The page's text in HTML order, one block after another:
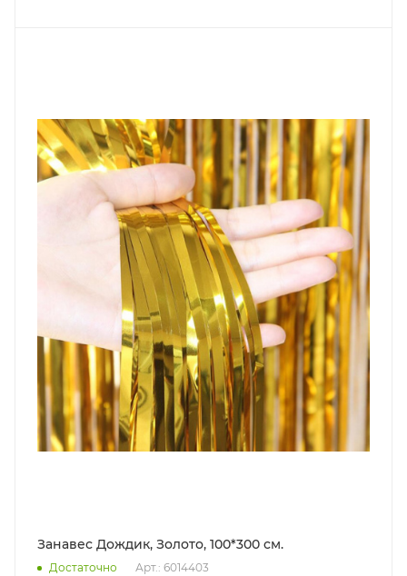
Занавес Дождик, Золото, 100*300 см.
Достаточно Арт.: 6014403